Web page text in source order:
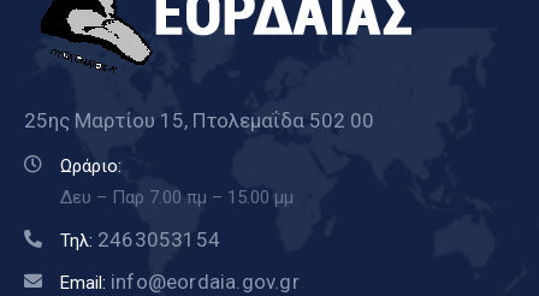
25ης Μαρτίου 15, Πτολεμαΐδα 502 00
Ωράριο:
Δευ – Παρ 7.00 πμ – 15.00 μμ
Τηλ: 2463053154
Email: info@eordaia.gov.gr